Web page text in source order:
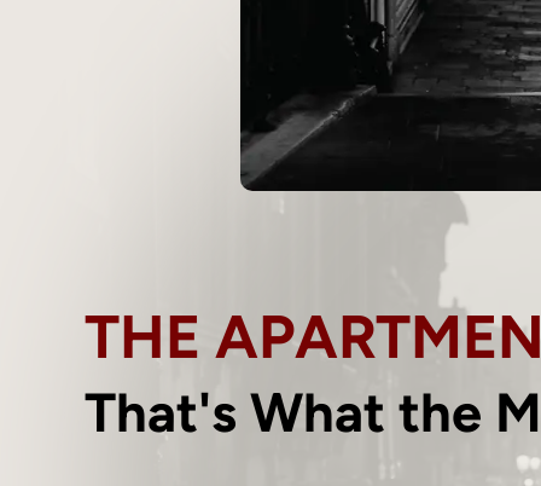
THE
That's What the